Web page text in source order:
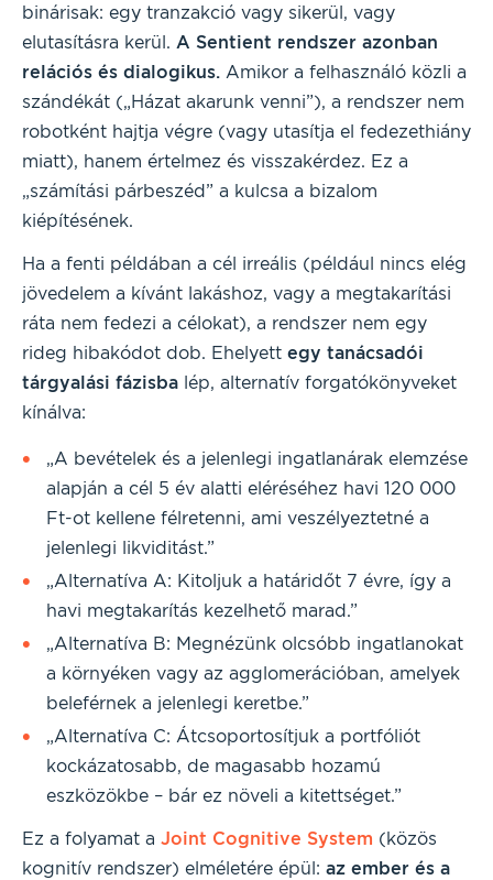
binárisak: egy tranzakció vagy sikerül, vagy
elutasításra kerül. A Sentient rendszer azonban
relációs és dialogikus. Amikor a felhasználó közli a
szándékát („Házat akarunk venni”), a rendszer nem
robotként hajtja végre (vagy utasítja el fedezethiány
miatt), hanem értelmez és visszakérdez. Ez a
„számítási párbeszéd” a kulcsa a bizalom
kiépítésének.
Ha a fenti példában a cél irreális (például nincs elég
jövedelem a kívánt lakáshoz, vagy a megtakarítási
ráta nem fedezi a célokat), a rendszer nem egy
rideg hibakódot dob. Ehelyett egy tanácsadói
tárgyalási fázisba lép, alternatív forgatókönyveket
kínálva:
„A bevételek és a jelenlegi ingatlanárak elemzése
alapján a cél 5 év alatti eléréséhez havi 120 000
Ft-ot kellene félretenni, ami veszélyeztetné a
jelenlegi likviditást.”
„Alternatíva A: Kitoljuk a határidőt 7 évre, így a
havi megtakarítás kezelhető marad.”
„Alternatíva B: Megnézünk olcsóbb ingatlanokat
a környéken vagy az agglomerációban, amelyek
beleférnek a jelenlegi keretbe.”
„Alternatíva C: Átcsoportosítjuk a portfóliót
kockázatosabb, de magasabb hozamú
eszközökbe – bár ez növeli a kitettséget.”
Ez a folyamat a Joint Cognitive System (közös
kognitív rendszer) elméletére épül: az ember és a